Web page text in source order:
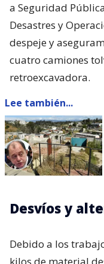
a Seguridad
Desastres y
despeje y
cuatro camiones
retroexcavadora.
Lee también...
Desvíos y
Debido a los